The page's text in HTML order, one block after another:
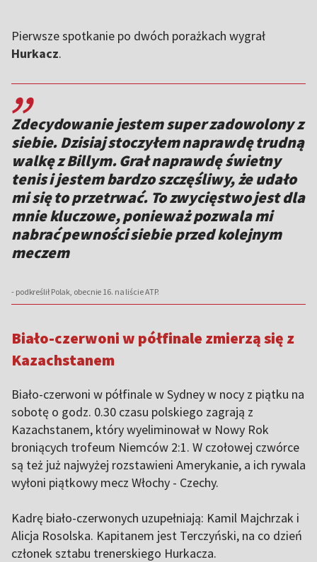
Pierwsze spotkanie po dwóch porażkach wygrał
Hurkacz.
,,
Zdecydowanie jestem super zadowolony z
siebie. Dzisiaj stoczyłem naprawdę trudną
walkę z Billym. Grał naprawdę świetny
tenis i jestem bardzo szczęśliwy, że udało
mi się to przetrwać. To zwycięstwo jest dla
mnie kluczowe, ponieważ pozwala mi
nabrać pewności siebie przed kolejnym
meczem
- podkreślił Polak, obecnie 16. na liście ATP.
Biało-czerwoni w półfinale zmierzą się z
Kazachstanem
Biało-czerwoni w półfinale w Sydney w nocy z piątku na
sobotę o godz. 0.30 czasu polskiego zagrają z
Kazachstanem, który wyeliminował w Nowy Rok
broniących trofeum Niemców 2:1. W czołowej czwórce
są też już najwyżej rozstawieni Amerykanie, a ich rywala
wyłoni piątkowy mecz Włochy - Czechy.
Kadrę biało-czerwonych uzupełniają: Kamil Majchrzak i
Alicja Rosolska. Kapitanem jest Terczyński, na co dzień
członek sztabu trenerskiego Hurkacza.